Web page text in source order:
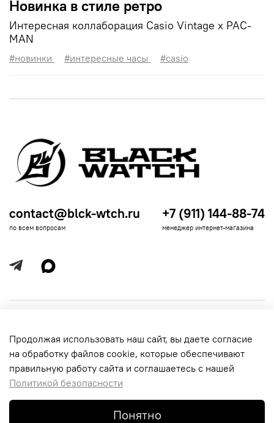
Новинка в стиле ретро
Интересная коллаборация Casio Vintage x PAC-
MAN
#новинки #интересные часы #casio
Информация для покупателей
contact@blck-wtch.ru
по всем вопросам
+7 (911) 144-88-74
менеджер интернет-магазина
Продолжая использовать наш сайт, вы даете согласие
на обработку файлов cookie, которые обеспечивают
правильную работу сайта и соглашаетесь с нашей
Политикой безопасности
Понятно